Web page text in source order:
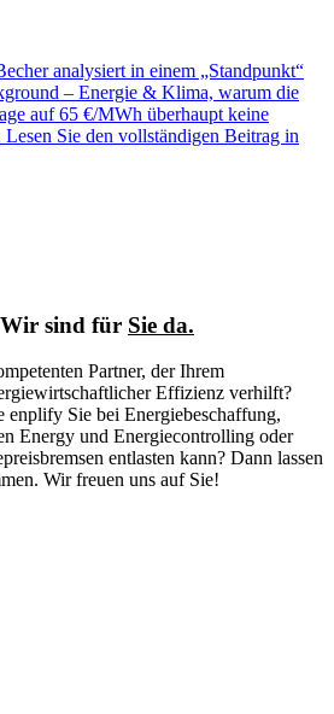
analysiert in einem „Standpunkt“
– Energie & Klima, warum die
auf 65 €/MWh überhaupt keine
Sie den vollständigen Beitrag in
Wir sind für Sie da.
Partner, der Ihrem
Effizienz verhilft?
enplify Sie bei Energiebeschaffung,
Energy und Energiecontrolling oder
entlasten kann? Dann lassen
Wir freuen uns auf Sie!